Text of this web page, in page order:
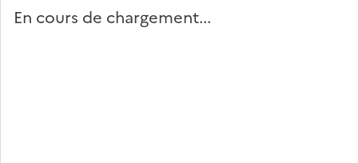
En cours de chargement...